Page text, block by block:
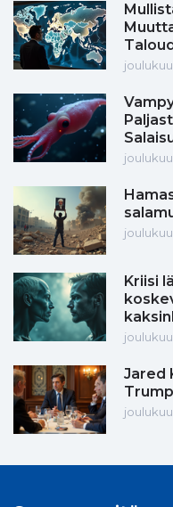
joulukuu
joulukuu
joulukuu
Kriisi
joulukuu
Jared
joulukuu